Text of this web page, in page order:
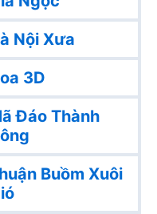
Nội Xưa
3D
Đáo Thành
Buồm Xuôi